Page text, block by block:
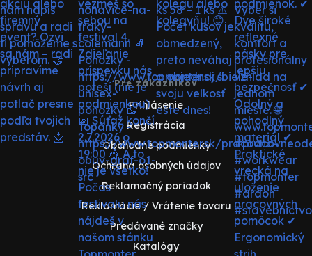
Pre zákazníkov
Prihlásenie
Registrácia
Obchodné podmienky
Ochrana osobných údajov
Reklamačný poriadok
Reklamácie / Vrátenie tovaru
Predávané značky
Katalógy